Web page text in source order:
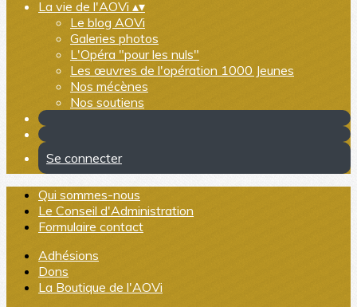
La vie de l'AOVi ▴▾
Le blog AOVi
Galeries photos
L'Opéra "pour les nuls"
Les œuvres de l'opération 1000 Jeunes
Nos mécènes
Nos soutiens
Se connecter
Qui sommes-nous
Le Conseil d'Administration
Formulaire contact
Adhésions
Dons
La Boutique de l'AOVi